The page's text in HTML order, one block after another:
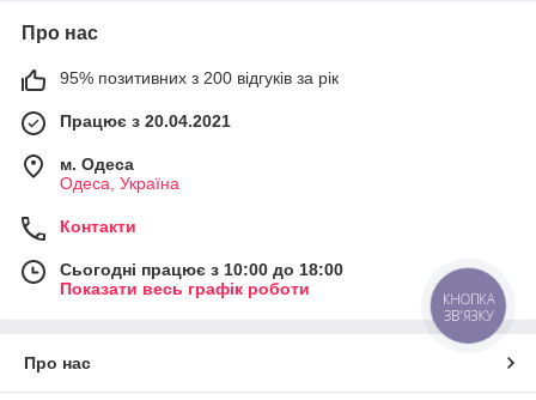
Про нас
95% позитивних з 200 відгуків за рік
Працює з 20.04.2021
м. Одеса
Одеса, Україна
Контакти
Сьогодні працює з 10:00 до 18:00
Показати весь графік роботи
Про нас
КНОПКА
ЗВ'ЯЗКУ